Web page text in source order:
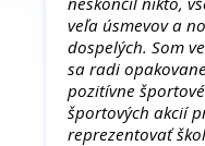
veľa úsmevov a
dospelých. Som
sa radi
pozitívne
športových akcií
reprezentovať